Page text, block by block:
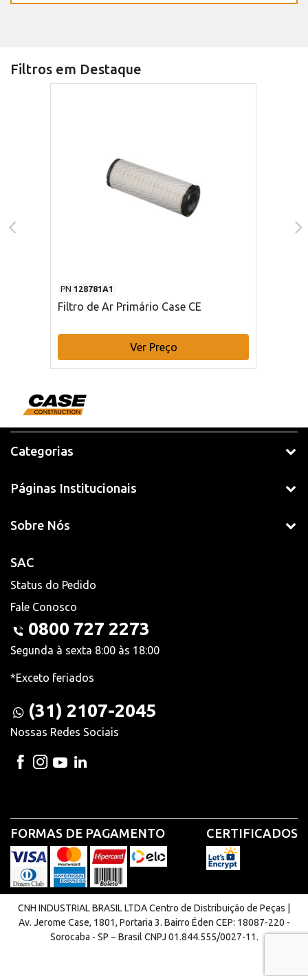
Filtros em Destaque
PN 128781A1
Filtro de Ar Primário Case CE
Ver Preço
Categorias
Páginas Institucionais
Sobre Nós
SAC
Status do Pedido
Fale Conosco
0800 727 2273
Segunda à sexta 8:00 às 18:00
*Exceto feriados
(31) 2107-2045
Nossas Redes Sociais
FORMAS DE PAGAMENTO CERTIFICADOS
CNH INDUSTRIAL BRASIL LTDA Centro de Distribuição de Peças |
Av. Jerome Case, 1801, Portaria 3. Bairro Éden CEP: 18087-220 -
Sorocaba - SP − Brasil CNPJ 01.844.555/0027-11.